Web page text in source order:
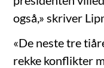
også,» skriver
«De neste tre
rekke konflikter